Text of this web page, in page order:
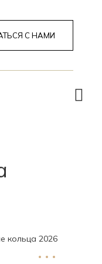
С НАМИ
кольца 2026